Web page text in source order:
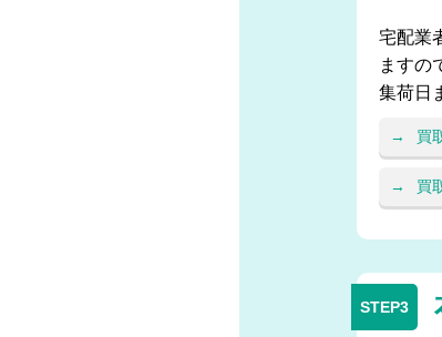
宅配業
ますの
集荷日
買
買